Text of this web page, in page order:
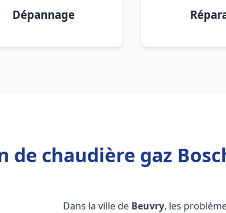
Dépannage
de chaudière gaz
Dans la ville de Beuvry, les